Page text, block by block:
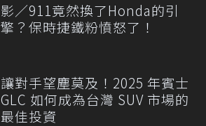
影／911竟然換了Honda的引
擎？保時捷鐵粉憤怒了！
讓對手望塵莫及！2025 年賓士
GLC 如何成為台灣 SUV 市場的
最佳投資